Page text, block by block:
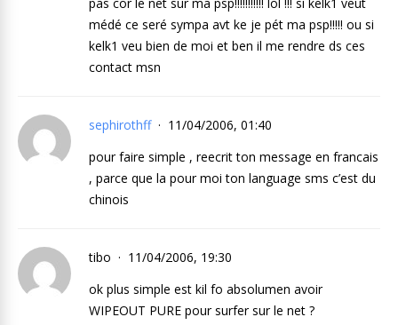
médé ce seré sympa avt ke je pét ma psp!!!!! ou si
kelk1 veu bien de moi et ben il me rendre ds ces
contact msn
sephirothff
11/04/2006, 01:40
pour faire simple , reecrit ton message en francais
, parce que la pour moi ton language sms c’est du
chinois
tibo
11/04/2006, 19:30
ok plus simple est kil fo absolumen avoir
WIPEOUT PURE pour surfer sur le net ?